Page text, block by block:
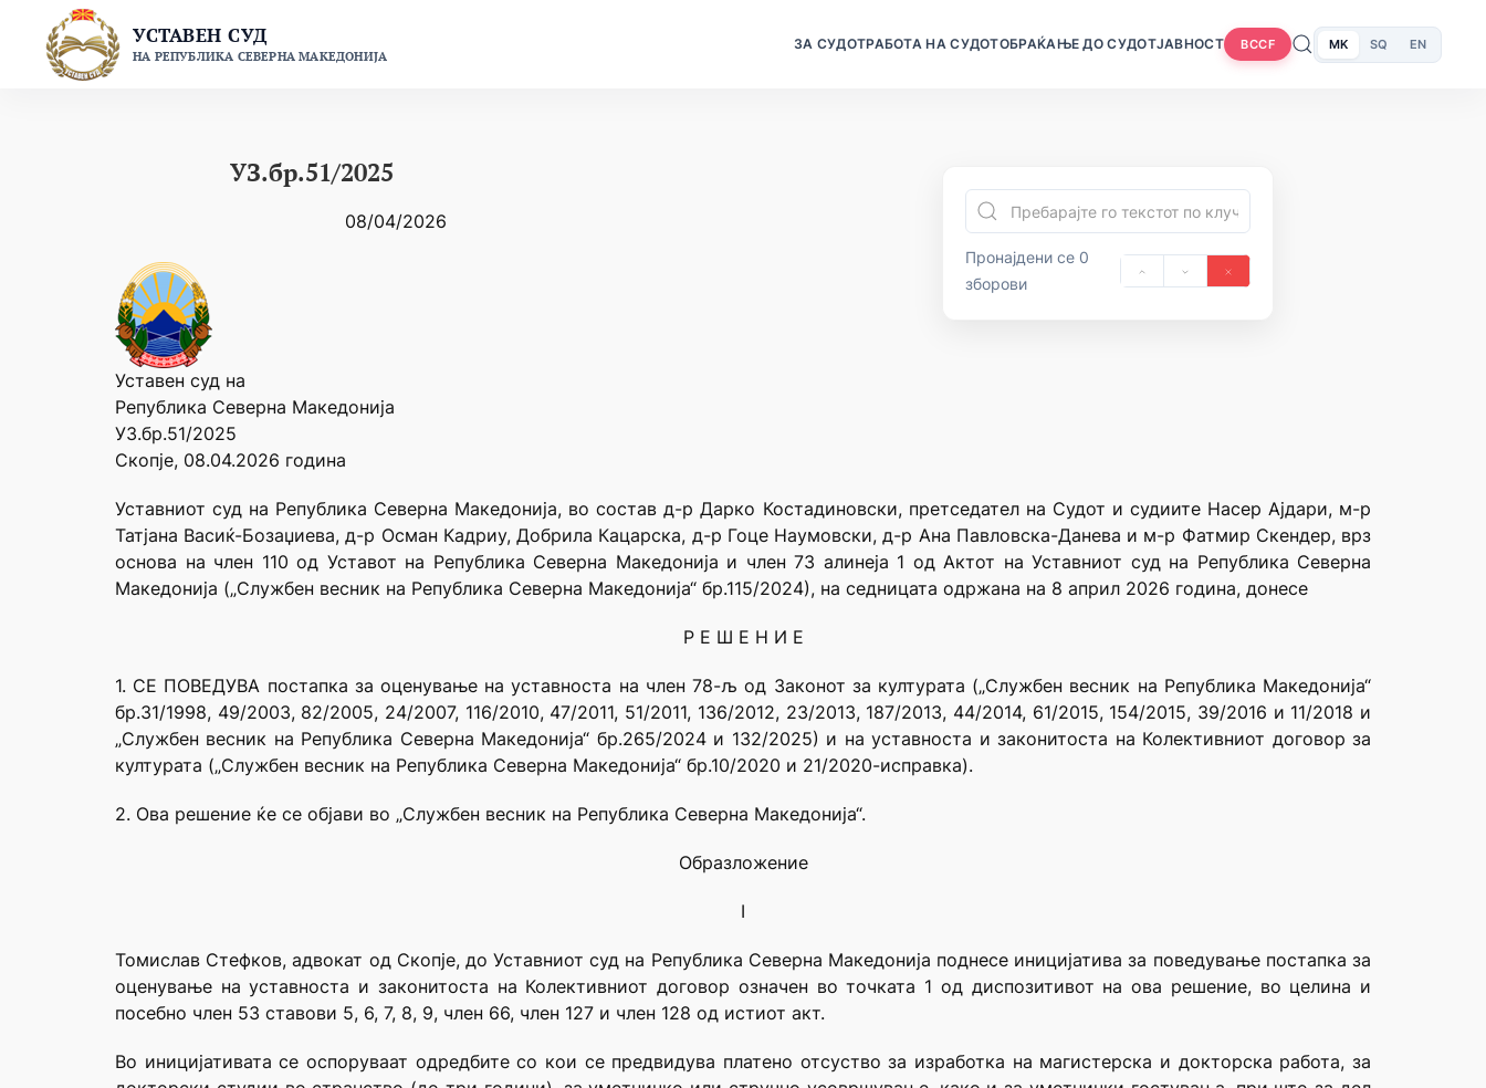
content
УСТАВЕН СУД
НА РЕПУБЛИКА СЕВЕРНА МАКЕДОНИЈА
ЗА СУДОТРАБОТА НА СУДОТОБРАЌАЊЕ ДО СУДОТЈАВНОСТ BCCF MK SQ EN
УЗ.бр.51/2025
08/04/2026
Пронајдени се 0
зборови
Уставен суд на
Република Северна Македонија
УЗ.бр.51/2025
Скопје, 08.04.2026 година
Уставниот суд на Република Северна Македонија, во состав д-р Дарко Костадиновски, претседател на Судот и судиите Насер Ајдари, м-р
Татјана Васиќ-Бозаџиева, д-р Осман Кадриу, Добрила Кацарска, д-р Гоце Наумовски, д-р Ана Павловска-Данева и м-р Фатмир Скендер, врз
основа на член 110 од Уставот на Република Северна Македонија и член 73 алинеја 1 од Актот на Уставниот суд на Република Северна
Македонија („Службен весник на Република Северна Македонија“ бр.115/2024), на седницата одржана на 8 април 2026 година, донесе
Р Е Ш Е Н И Е
1. СЕ ПОВЕДУВА постапка за оценување на уставноста на член 78-љ од Законот за културата („Службен весник на Република Македонија“
бр.31/1998, 49/2003, 82/2005, 24/2007, 116/2010, 47/2011, 51/2011, 136/2012, 23/2013, 187/2013, 44/2014, 61/2015, 154/2015, 39/2016 и 11/2018 и
„Службен весник на Република Северна Македонија“ бр.265/2024 и 132/2025) и на уставноста и законитоста на Колективниот договор за
културата („Службен весник на Република Северна Македонија“ бр.10/2020 и 21/2020-исправка).
2. Ова решение ќе се објави во „Службен весник на Република Северна Македонија“.
Образложение
I
Томислав Стефков, адвокат од Скопје, до Уставниот суд на Република Северна Македонија поднесе иницијатива за поведување постапка за
оценување на уставноста и законитоста на Колективниот договор означен во точката 1 од диспозитивот на ова решение, во целина и
посебно член 53 ставови 5, 6, 7, 8, 9, член 66, член 127 и член 128 од истиот акт.
Во иницијативата се оспоруваат одредбите со кои се предвидува платено отсуство за изработка на магистерска и докторска работа, за